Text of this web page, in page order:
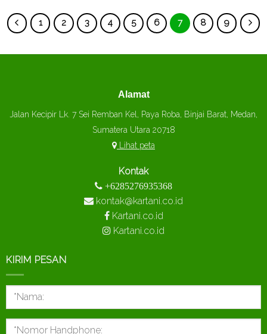
1 2 3 4 5 6 7 8 9
Alamat
Jalan Kecipir Lk. 7 Sei Remban Kel, Paya Roba, Binjai Barat, Medan,
Sumatera Utara 20718
Lihat peta
Kontak
+6285276935368
kontak@kartani.co.id
Kartani.co.id
Kartani.co.id
KIRIM PESAN